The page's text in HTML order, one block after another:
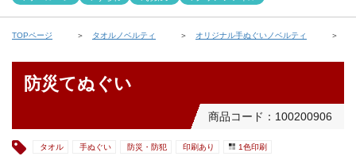
TOPページ タオルノベルティ オリジナル手ぬぐいノベルティ
防災てぬぐい
商品コード：100200906
タオル 手ぬぐい 防災・防犯 印刷あり 1色印刷